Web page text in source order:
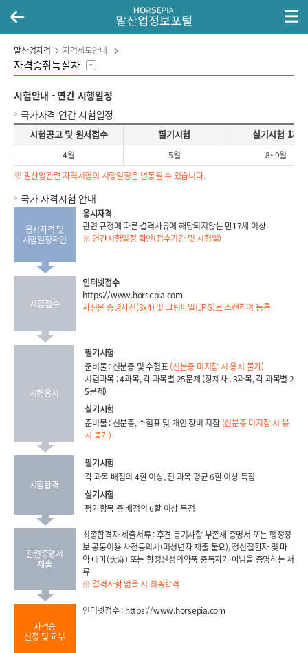
말산업자격 자격제도안내
자격증취득절차
시험안내 - 연간 시행일정
국가자격 연간 시험일정
시험공고 및 원서접수, 필기시험, 실기시험 1차, 실기시험 2차로 구성 된 국가자격 연간 시험일정표
시험공고 및 원서접수 필기시험 실기시험 1차
4월 5월
8~9월
※ 말산업관련 자격시험의 시행일정은 변동될 수 있습니다.
국가 자격시험 안내
응시자격 및
시험일정확인
응시자격
관련 규정에 따른 결격사유에 해당되지않는 만17세 이상
※ 연간시험일정 확인(접수기간 및 시험일)
시험접수
인터넷접수
https://www.horsepia.com
사진은 증명사진(3x4) 및 그림파일(JPG)로 스캔하여 등록
시험응시
필기시험
준비물 : 신분증 및 수험표(신분증 미지참 시 응시 불가)
시험과목 : 4과목, 각 과목별 25문제 (장제사 : 3과목, 각 과목별 2
5문제)
실기시험
준비물 : 신분증, 수험표 및 개인 장비 지참 (신분증 미지참 시 응
시 불가)
시험합격
필기시험
각 과목 배점의 4할 이상, 전 과목 평균 6할 이상 득점
실기시험
평가항목 총 배점의 6할 이상 득점
관련증명서
제출
최종합격자 제출서류 : 후견 등기사항 부존재 증명서 또는 행정정
보 공동이용 사전동의서(미성년자 제출 불요), 정신질환자 및 마
약·대마(大麻) 또는 향정신성의약품 중독자가 아님을 증명하는 서
류
※ 결격사항 없을 시 최종합격
자격증
신청 및 교부
인터넷접수 : https://www.horsepia.com